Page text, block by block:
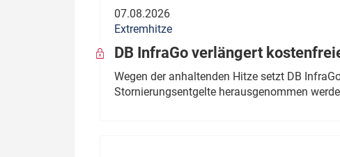
07.08.2026
Extremhitze
DB InfraGo verlängert
Wegen der anhaltenden Hitze setzt DB
Stornierungsentgelte herausgenommen